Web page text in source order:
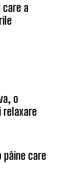
a
o
pâine care